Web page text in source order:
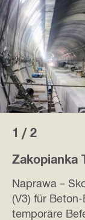
1 / 2
Zakopianka
Naprawa –
(V3) für
temporäre